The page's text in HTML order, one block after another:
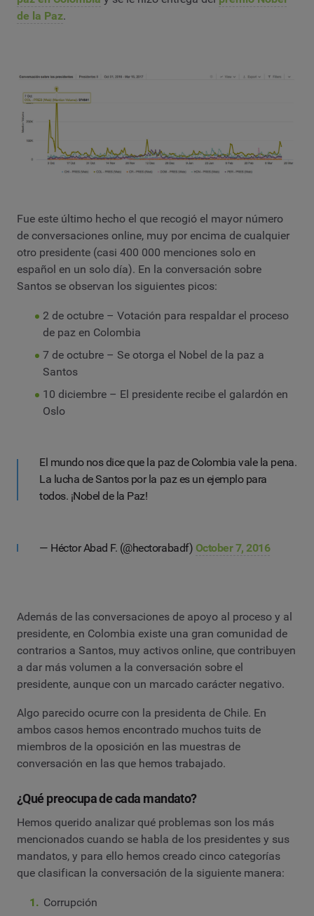
de la Paz.
Fue este último hecho el que recogió el mayor número
de conversaciones online, muy por encima de cualquier
otro presidente (casi 400 000 menciones solo en
español en un solo día). En la conversación sobre
Santos se observan los siguientes picos:
2 de octubre – Votación para respaldar el proceso
de paz en Colombia
7 de octubre – Se otorga el Nobel de la paz a
Santos
10 diciembre – El presidente recibe el galardón en
Oslo
El mundo nos dice que la paz de Colombia vale la pena.
La lucha de Santos por la paz es un ejemplo para
todos. ¡Nobel de la Paz!
— Héctor Abad F. (@hectorabadf) October 7, 2016
Además de las conversaciones de apoyo al proceso y al
presidente, en Colombia existe una gran comunidad de
contrarios a Santos, muy activos online, que contribuyen
a dar más volumen a la conversación sobre el
presidente, aunque con un marcado carácter negativo.
Algo parecido ocurre con la presidenta de Chile. En
ambos casos hemos encontrado muchos tuits de
miembros de la oposición en las muestras de
conversación en las que hemos trabajado.
¿Qué preocupa de cada mandato?
Hemos querido analizar qué problemas son los más
mencionados cuando se habla de los presidentes y sus
mandatos, y para ello hemos creado cinco categorías
que clasifican la conversación de la siguiente manera:
Corrupción